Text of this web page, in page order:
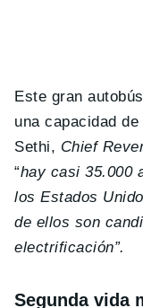
Este gran
una capacidad
Sethi, Chief
“hay casi 35.000
los Estados
de ellos son
electrificación”.
Segunda vida